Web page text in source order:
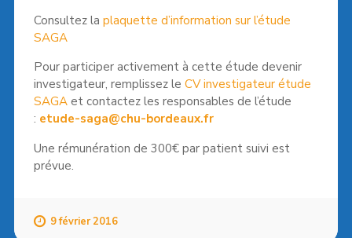
Consultez la plaquette d’information sur l’étude
SAGA
Pour participer activement à cette étude devenir
investigateur, remplissez le CV investigateur étude
SAGAet contactez les responsables de l’étude
: etude-saga@chu-bordeaux.fr
Une rémunération de 300€ par patient suivi est
prévue.
9 février 2016